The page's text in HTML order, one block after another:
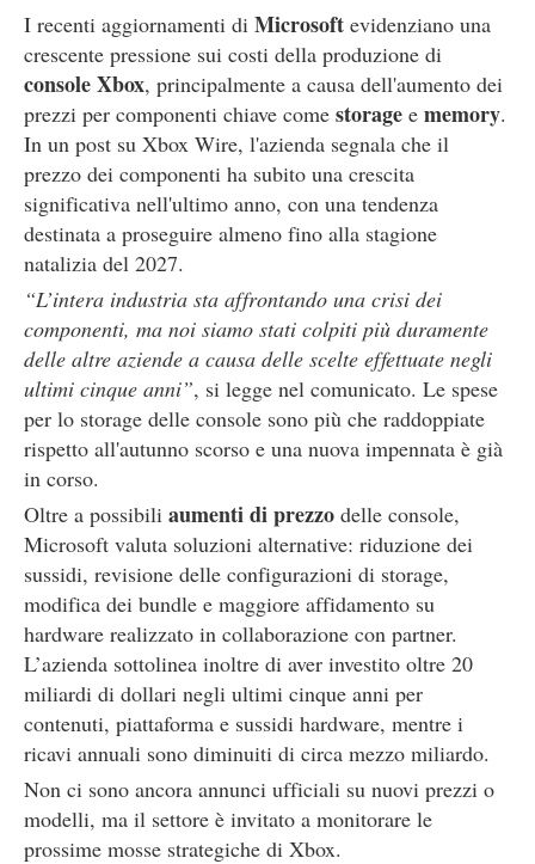
I recenti aggiornamenti di Microsoft evidenziano una
crescente pressione sui costi della produzione di
console Xbox, principalmente a causa dell'aumento dei
prezzi per componenti chiave come storage e memory.
In un post su Xbox Wire, l'azienda segnala che il
prezzo dei componenti ha subito una crescita
significativa nell'ultimo anno, con una tendenza
destinata a proseguire almeno fino alla stagione
natalizia del 2027.
“L’intera industria sta affrontando una crisi dei
componenti, ma noi siamo stati colpiti più duramente
delle altre aziende a causa delle scelte effettuate negli
ultimi cinque anni”, si legge nel comunicato. Le spese
per lo storage delle console sono più che raddoppiate
rispetto all'autunno scorso e una nuova impennata è già
in corso.
Oltre a possibili aumenti di prezzo delle console,
Microsoft valuta soluzioni alternative: riduzione dei
sussidi, revisione delle configurazioni di storage,
modifica dei bundle e maggiore affidamento su
hardware realizzato in collaborazione con partner.
L’azienda sottolinea inoltre di aver investito oltre 20
miliardi di dollari negli ultimi cinque anni per
contenuti, piattaforma e sussidi hardware, mentre i
ricavi annuali sono diminuiti di circa mezzo miliardo.
Non ci sono ancora annunci ufficiali su nuovi prezzi o
modelli, ma il settore è invitato a monitorare le
prossime mosse strategiche di Xbox.